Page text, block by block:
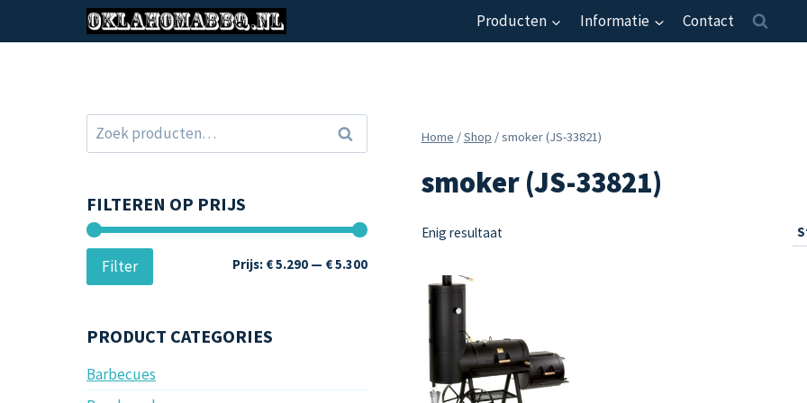
Producten Informatie Contact
Home /Shop /smoker (JS-33821)
smoker (JS-33821)
Enig resultaat
Zoeken
naar:
Zoeken
FILTEREN OP PRIJS
Min.
Max.
Filter Prijs: € 5.290 — € 5.300
PRODUCT CATEGORIES
Barbecues